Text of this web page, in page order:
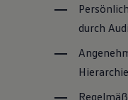
durch